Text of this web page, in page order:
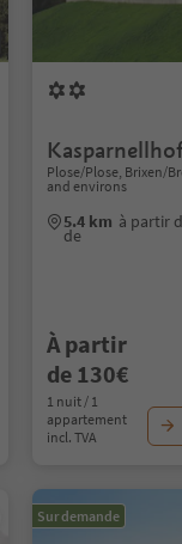
Plose/Plose, Brixen/
and environs
5.4 km à partir
de
À partir
de 130€
1 nuit / 1
appartement
incl. TVA
Sur demande